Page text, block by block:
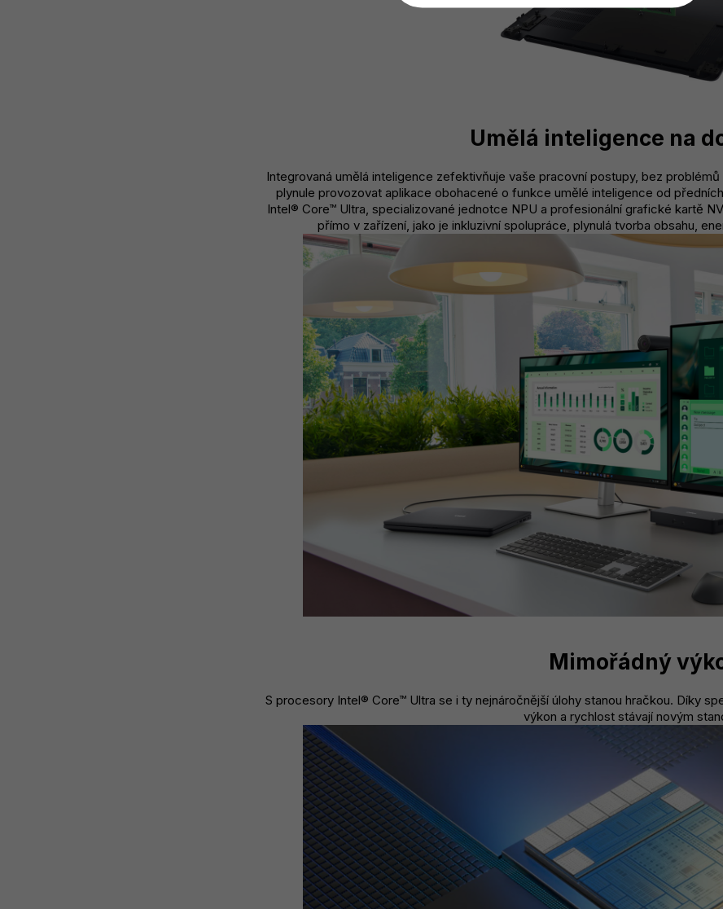
Umělá inteligence na
Integrovaná umělá inteligence zefektivňuje vaše pracovní postupy, bez
plynule provozovat aplikace obohacené o funkce umělé inteligence od
Intel® Core™ Ultra, specializované jednotce NPU a profesionální grafické kartě
přímo v zařízení, jako je inkluzivní spolupráce, plynulá tvorba obsahu,
Mimořádný
S procesory Intel® Core™ Ultra se i ty nejnáročnější úlohy stanou hračkou. Díky
výkon a rychlost stávají novým